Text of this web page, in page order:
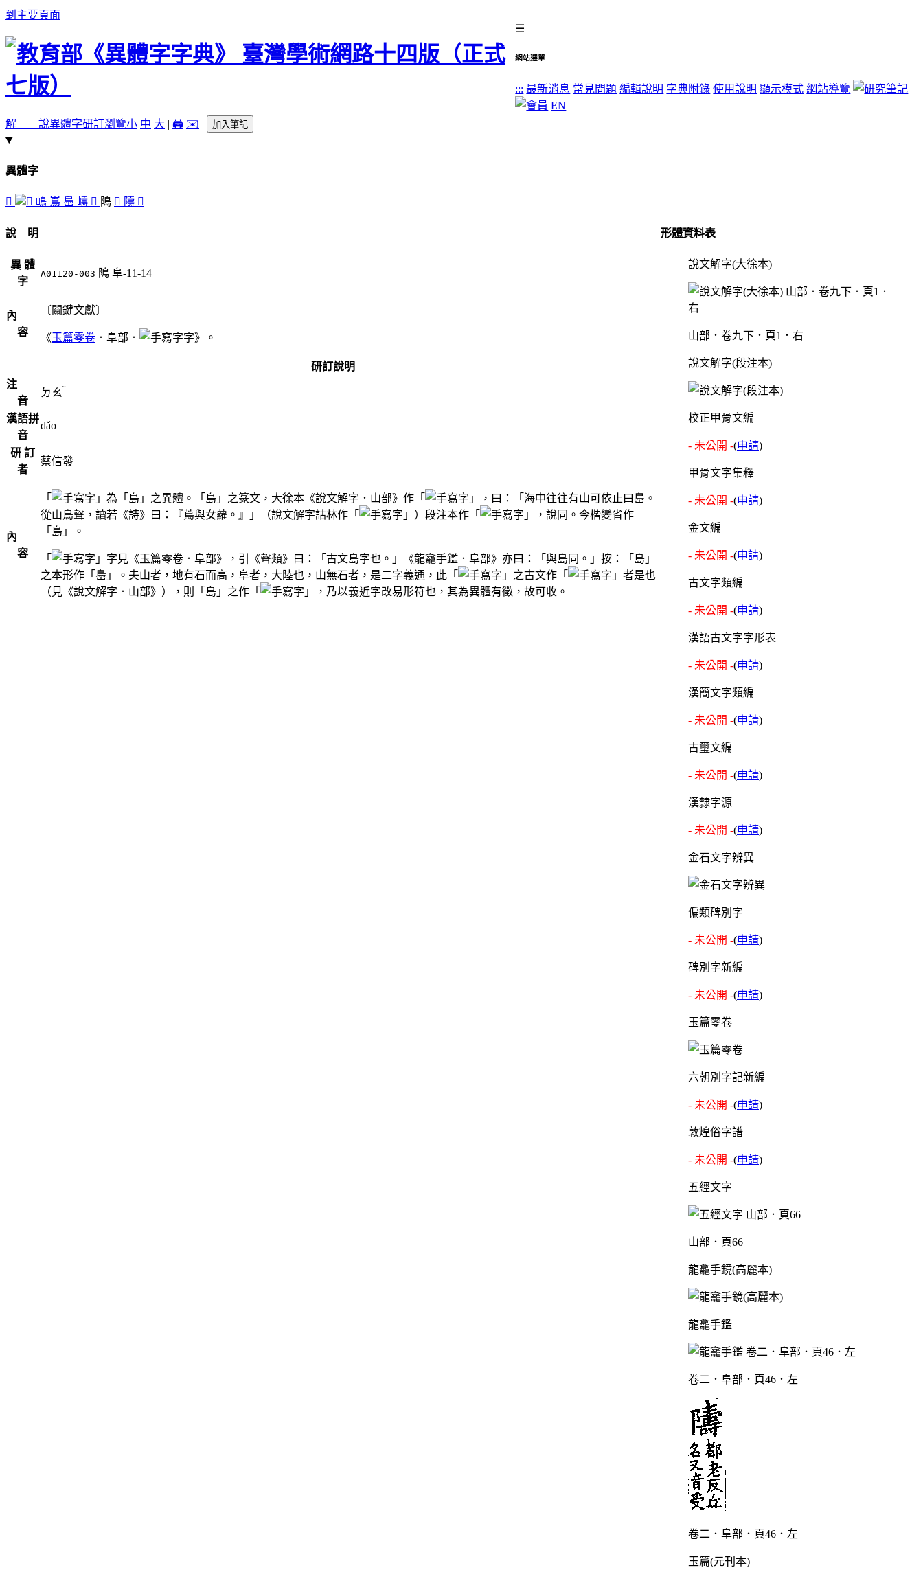
到主要頁面
☰
網站選單
::: 最新消息 常見問題 編輯說明 字典附錄 使用說明 顯示模式 網站導覽
EN
解 說異體字研訂瀏覽小 中 大 | 🖨️ ✉️ | 加入筆記
異體字
󱨆 嶋 嶌 㠀 嶹 󱨂 隝 󱨄 隯 󱨃
說 明
異 體
字
A01120-003 隝 阜-11-14
內
容
〔關鍵文獻〕
《玉篇零卷 ．阜部． 字》。
研訂說明
注
音
ㄉㄠˇ
漢語拼
音
dǎo
研 訂
者
蔡信發
內
容
「 」為「島」之異體。「島」之篆文，大徐本《說文解字．山部》作「
」，曰：「海中往往有山可依止曰㠀。
從山鳥聲，讀若《詩》曰：『蔦與女蘿。』」（說文解字詁林作「
」）段注本作「
」，說同。今楷變省作
「島」。
「
」字見《玉篇零卷．阜部》，引《聲類》曰：「古文島字也。」《龍龕手鑑．阜部》亦曰：「與島同。」按：「島」
之本形作「㠀」。夫山者，地有石而高，阜者，大陸也，山無石者，是二字義通，此「
」之古文作「
」者是也
（見《說文解字．山部》），則「島」之作「
」，乃以義近字改易形符也，其為異體有徵，故可收。
形體資料表
說文解字(大徐本)
山部．卷九下．頁1．右
說文解字(段注本)
校正甲骨文編
- 未公開 -(申請)
甲骨文字集釋
- 未公開 -(申請)
金文編
- 未公開 -(申請)
古文字類編
- 未公開 -(申請)
漢語古文字字形表
- 未公開 -(申請)
漢簡文字類編
- 未公開 -(申請)
古璽文編
- 未公開 -(申請)
漢隸字源
- 未公開 -(申請)
金石文字辨異
偏類碑別字
- 未公開 -(申請)
碑別字新編
- 未公開 -(申請)
玉篇零卷
六朝別字記新編
- 未公開 -(申請)
敦煌俗字譜
- 未公開 -(申請)
五經文字
山部．頁66
龍龕手鏡(高麗本)
龍龕手鑑
卷二．阜部．頁46．左
卷二．阜部．頁46．左
玉篇(元刊本)